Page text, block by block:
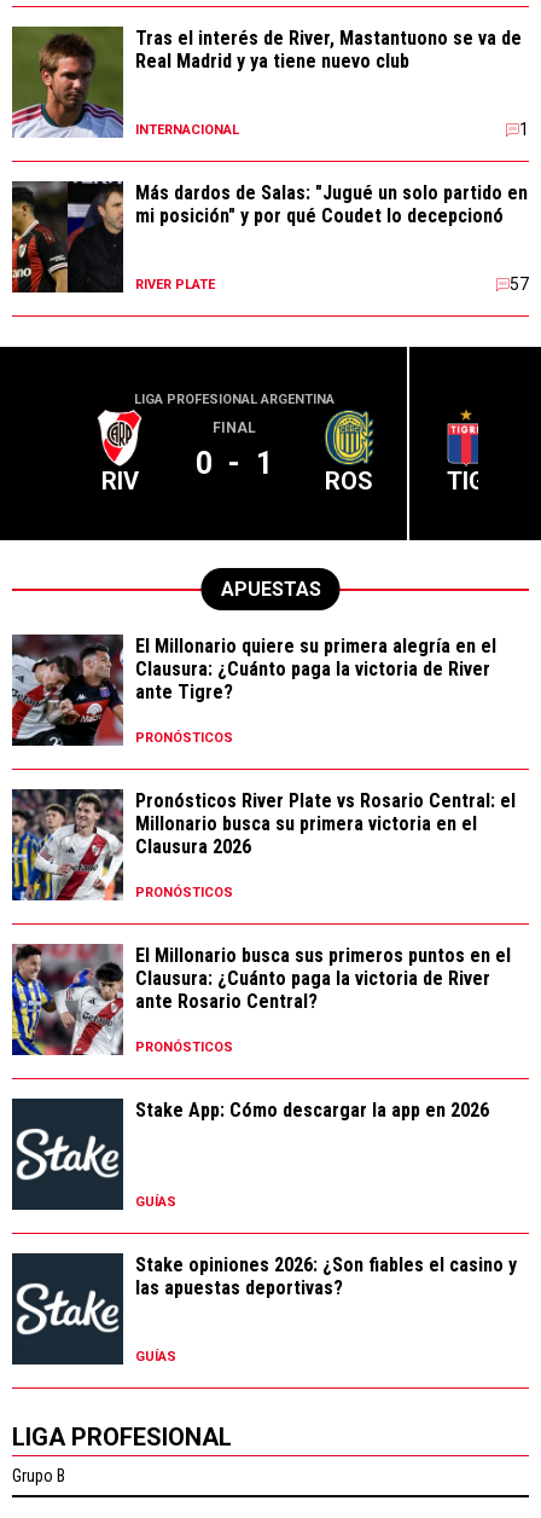
Tras el interés de River, Mastantuono se va de
Real Madrid y ya tiene nuevo club
INTERNACIONAL 1
Más dardos de Salas: "Jugué un solo partido en
mi posición" y por qué Coudet lo decepcionó
RIVER PLATE 57
LIGA PROFESIONAL ARGENTINA
RIV
FINAL
0 - 1 ROS TIG
APUESTAS
El Millonario quiere su primera alegría en el
Clausura: ¿Cuánto paga la victoria de River
ante Tigre?
PRONÓSTICOS
Pronósticos River Plate vs Rosario Central: el
Millonario busca su primera victoria en el
Clausura 2026
PRONÓSTICOS
El Millonario busca sus primeros puntos en el
Clausura: ¿Cuánto paga la victoria de River
ante Rosario Central?
PRONÓSTICOS
Stake App: Cómo descargar la app en 2026
GUÍAS
Stake opiniones 2026: ¿Son fiables el casino y
las apuestas deportivas?
GUÍAS
LIGA PROFESIONAL